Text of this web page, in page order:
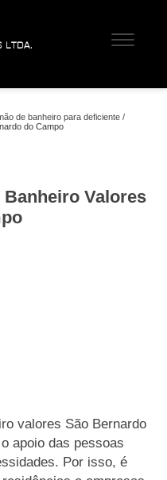
de banheiro para deficiente
do Campo
Valores
valores São Bernardo
apoio das pessoas
Por isso, é